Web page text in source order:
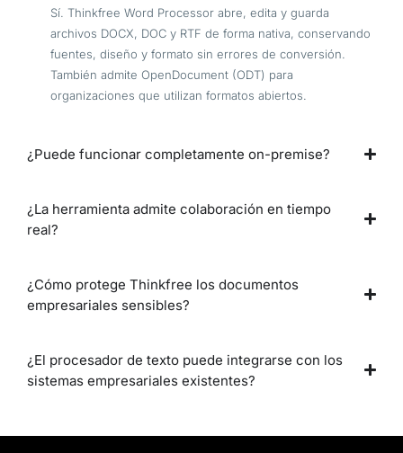
Sí. Thinkfree Word Processor abre, edita y guarda
archivos DOCX, DOC y RTF de forma nativa, conservando
fuentes, diseño y formato sin errores de conversión.
También admite OpenDocument (ODT) para
organizaciones que utilizan formatos abiertos.
¿Puede funcionar completamente on-premise?
¿La herramienta admite colaboración en tiempo
real?
¿Cómo protege Thinkfree los documentos
empresariales sensibles?
¿El procesador de texto puede integrarse con los
sistemas empresariales existentes?